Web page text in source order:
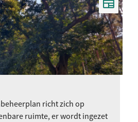
richt zich op
ruimte, er wordt ingezet